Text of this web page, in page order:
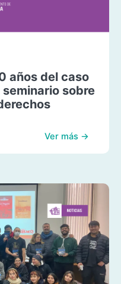
años del caso
sobre
Ver más →